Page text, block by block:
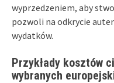
wyprzedzeniem, aby
pozwoli na odkrycie
wydatków.
Przykłady kosztów
wybranych